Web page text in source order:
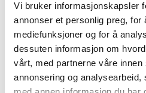
Vi bruker informasjonskapsler
annonser et personlig preg, for
mediefunksjoner og for å
dessuten informasjon om
vårt, med partnerne våre innen
annonsering og
Innlandet FK Mjøsområdet
Telemark FK Telemark
Møre og Romsdal FK
Rogaland FK Nord-Rogaland
Vestland FK Voss, Hardanger